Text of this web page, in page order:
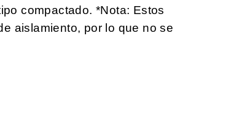
compactado. *Nota: Estos
aislamiento, por lo que no se